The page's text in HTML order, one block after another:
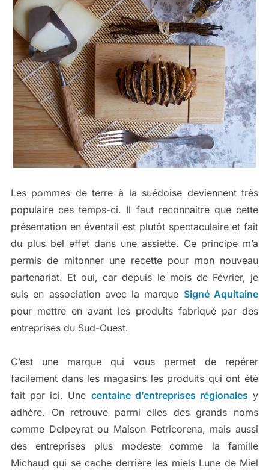
Les pommes de terre à la suédoise deviennent très
populaire ces temps-ci. Il faut reconnaitre que cette
présentation en éventail est plutôt spectaculaire et fait
du plus bel effet dans une assiette. Ce principe m’a
permis de mitonner une recette pour mon nouveau
partenariat. Et oui, car depuis le mois de Février, je
suis en association avec la marque Signé Aquitaine
pour mettre en avant les produits fabriqué par des
entreprises du Sud-Ouest.
C’est une marque qui vous permet de repérer
facilement dans les magasins les produits qui ont été
fait par ici. Une centaine d’entreprises régionales y
adhère. On retrouve parmi elles des grands noms
comme Delpeyrat ou Maison Petricorena, mais aussi
des entreprises plus modeste comme la famille
Michaud qui se cache derrière les miels Lune de Miel